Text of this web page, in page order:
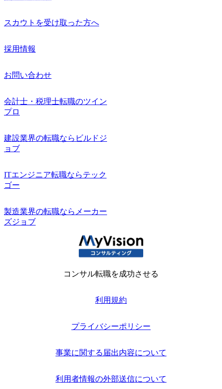
スカウトを受け取った方へ
採用情報
お問い合わせ
会計士・税理士転職のツイン
プロ
建設業界の転職ならビルドジ
ョブ
ITエンジニア転職ならテック
ゴー
製造業界の転職ならメーカー
ズジョブ
コンサル転職を成功させる
利用規約
プライバシーポリシー
事業に関する届出内容について
利用者情報の外部送信について